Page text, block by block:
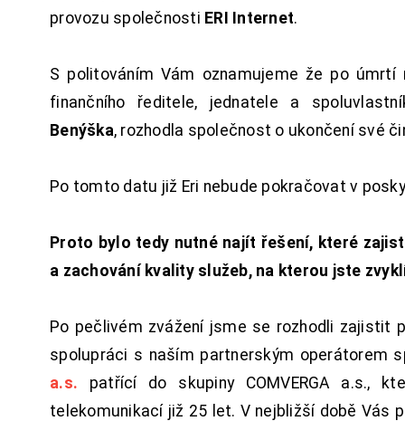
provozu společnosti ERI Internet.
S politováním Vám oznamujeme že po úmrtí
finančního ředitele, jednatele a
Benýška, rozhodla společnost o ukončení své
Po tomto datu již Eri nebude pokračovat v
Proto bylo tedy nutné najít řešení, které
a zachování kvality služeb, na kterou jste
Po pečlivém zvážení jsme se rozhodli zajistit
spolupráci s naším partnerským operátorem
a.s. patřící do skupiny COMVERGA a.s.,
telekomunikací již 25 let. V nejbližší době Vás